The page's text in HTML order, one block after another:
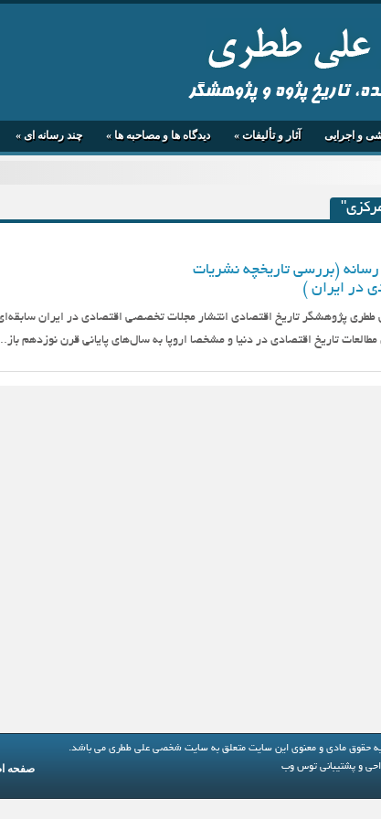
تاریخ پژوه و پژوهشگر
و اجرایی آثار و تألیفات » دیدگاه ها و مصاحبه ها » چند رسانه ای »
رسانه (بررسی تاریخچه نشریات
در ایران )
تاریخ اقتصادی در دنیا و مشخصا اروپا به سال‌های پایانی قرن نوزدهم
حقوق مادی و معنوی این سایت متعلق به سایت شخصی علی ططری می باشد.
و پشتیبانی توس وب صفحه